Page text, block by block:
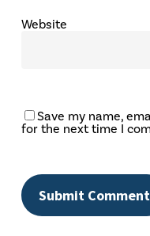
Website
Save my name,
for the next time I